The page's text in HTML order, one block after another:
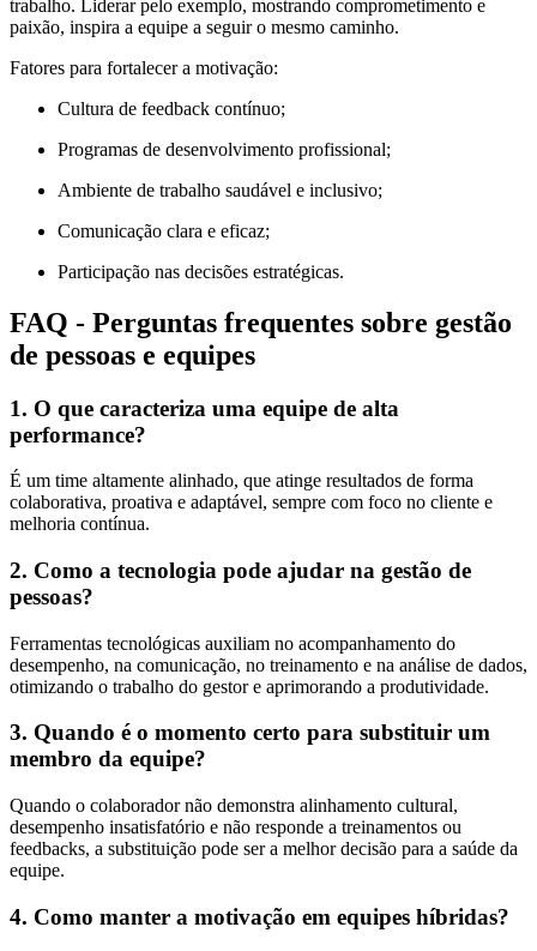
trabalho. Liderar pelo exemplo, mostrando comprometimento e
paixão, inspira a equipe a seguir o mesmo caminho.
Fatores para fortalecer a motivação:
Cultura de feedback contínuo;
Programas de desenvolvimento profissional;
Ambiente de trabalho saudável e inclusivo;
Comunicação clara e eficaz;
Participação nas decisões estratégicas.
FAQ - Perguntas frequentes sobre gestão
de pessoas e equipes
1. O que caracteriza uma equipe de alta
performance?
É um time altamente alinhado, que atinge resultados de forma
colaborativa, proativa e adaptável, sempre com foco no cliente e
melhoria contínua.
2. Como a tecnologia pode ajudar na gestão de
pessoas?
Ferramentas tecnológicas auxiliam no acompanhamento do
desempenho, na comunicação, no treinamento e na análise de dados,
otimizando o trabalho do gestor e aprimorando a produtividade.
3. Quando é o momento certo para substituir um
membro da equipe?
Quando o colaborador não demonstra alinhamento cultural,
desempenho insatisfatório e não responde a treinamentos ou
feedbacks, a substituição pode ser a melhor decisão para a saúde da
equipe.
4. Como manter a motivação em equipes híbridas?